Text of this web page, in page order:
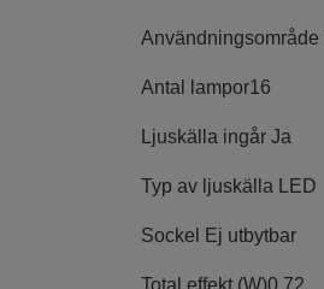
Användningsområde
Antal lampor16
Ljuskälla ingår Ja
Typ av ljuskälla LED
Sockel Ej utbytbar
Total effekt (W)0,72